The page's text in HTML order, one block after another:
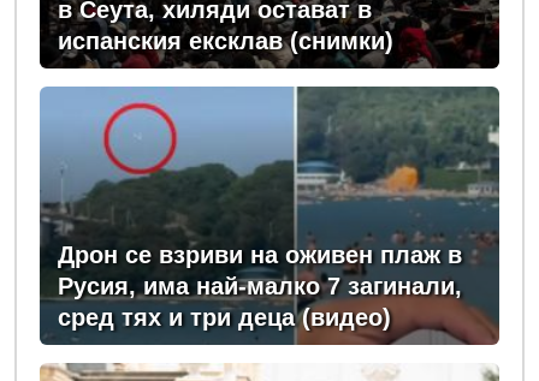
в Сеута, хиляди остават в
испанския ексклав (снимки)
Дрон се взриви на оживен плаж в
Русия, има най-малко 7 загинали,
сред тях и три деца (видео)